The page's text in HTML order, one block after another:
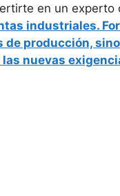
en un experto
industriales.
producción,
nuevas